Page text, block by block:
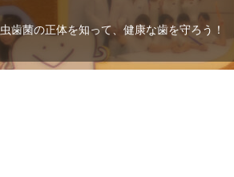
虫歯菌の正体を知って、健康な歯を守ろう！